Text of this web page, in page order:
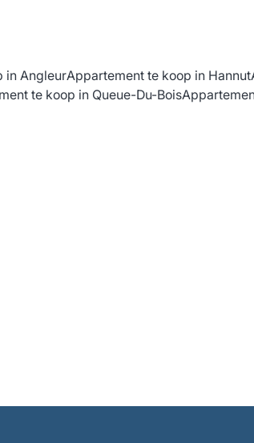
in AngleurAppartement te koop in Hannut
te koop in Queue-Du-Bois